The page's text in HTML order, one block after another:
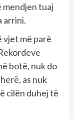
mendjen tuaj
arrini.
vjet më parë
botë, nuk do
as nuk
cilën duhej të